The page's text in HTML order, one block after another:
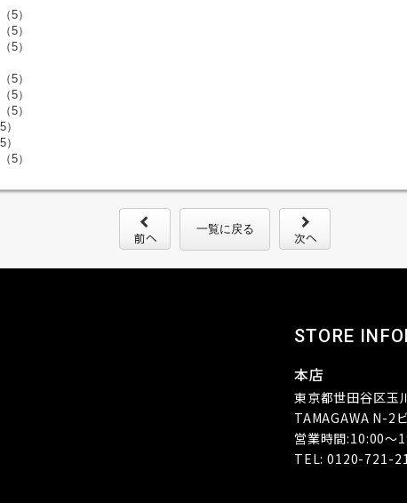
5）
5）
5）
5）
5）
5）
5）
一覧に戻る
STORE
本店
東京都世田谷区玉
TAMAGAWA N-2
営業時間:10:00
TEL: 0120-